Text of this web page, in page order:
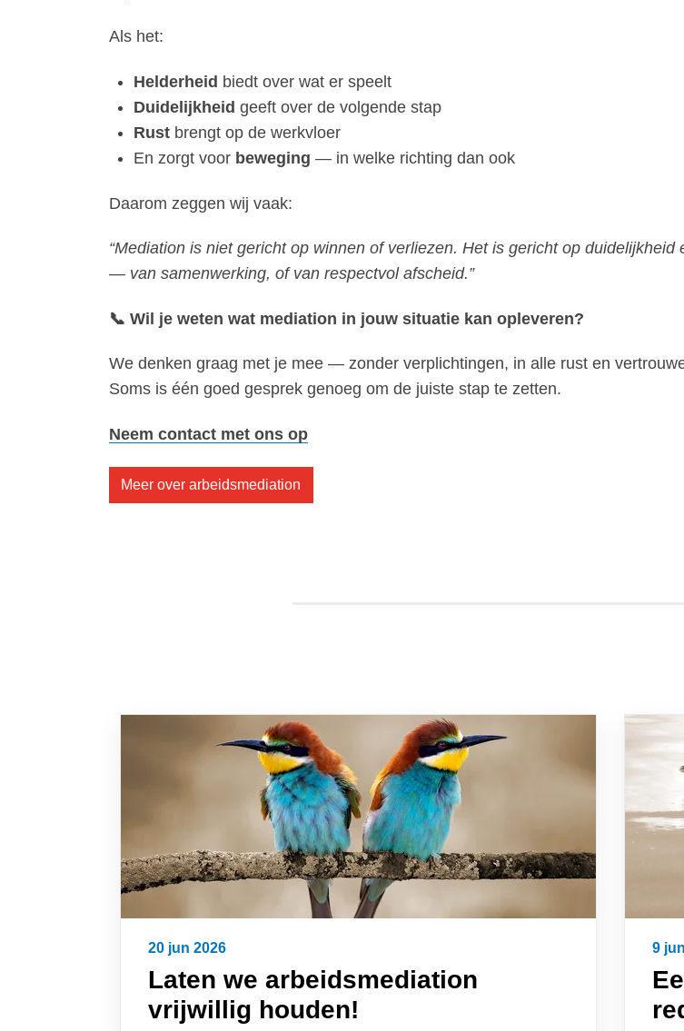
Als het:
Helderheid biedt over wat er speelt
Duidelijkheid geeft over de volgende stap
Rust brengt op de werkvloer
En zorgt voor beweging — in welke richting dan ook
Daarom zeggen wij vaak:
“Mediation is niet gericht op winnen of verliezen. Het is gericht op duidelijkheid
— van samenwerking, of van respectvol afscheid.”
📞 Wil je weten wat mediation in jouw situatie kan opleveren?
We denken graag met je mee — zonder verplichtingen, in alle rust en
Soms is één goed gesprek genoeg om de juiste stap te zetten.
Neem contact met ons op
Meer over arbeidsmediation
20 jun 2026
Laten we arbeidsmediation
vrijwillig houden!
9